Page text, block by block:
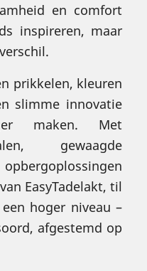
en comfort
inspireren, maar
prikkelen, kleuren
slimme innovatie
maken. Met
gewaagde
EasyTadelakt, til
hoger niveau –
afgestemd op